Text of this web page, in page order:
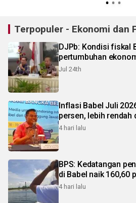
Terpopuler - Ekonomi dan
DJPb: Kondisi fiskal
pertumbuhan
Jul 24th
Inflasi Babel Juli
persen, lebih rendah
4 hari lalu
BPS: Kedatangan
di Babel naik 160,60
4 hari lalu